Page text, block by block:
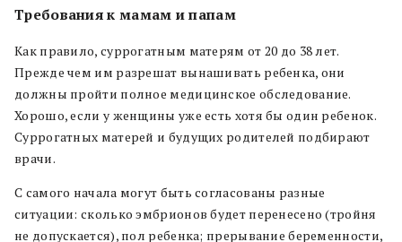
Требования к мамам и папам
Как правило, суррогатным матерям от 20 до 38 лет.
Прежде чем им разрешат вынашивать ребенка, они
должны пройти полное медицинское обследование.
Хорошо, если у женщины уже есть хотя бы один ребенок.
Суррогатных матерей и будущих родителей подбирают
врачи.
С самого начала могут быть согласованы разные
ситуации: сколько эмбрионов будет перенесено (тройня
не допускается), пол ребенка; прерывание беременности,